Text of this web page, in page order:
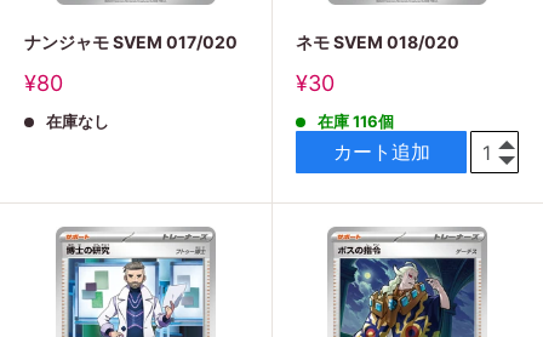
ナンジャモ SVEM 017/020
販
価
¥80
在庫なし
ネモ SVEM 018/020
販
価
¥30
在庫 116個
カート追加